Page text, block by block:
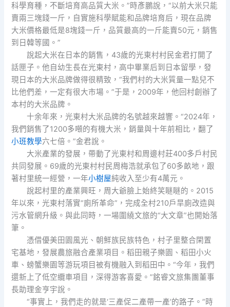
科學育種，不斷培育高品質大米。”時彥鵬說，“以前大米只能
賣兩三塊錢一斤，自實施科學賦能和品牌培育后，現在品牌
大米價格最低是8塊錢一斤，品質最高的一斤能賣50元，銷售
到日韓等國。”
說起大米在日本的銷售，43歲的光東村村民金君打開了
話匣子。他自幼生長在光東村，高中畢業后到日本留學，發
現日本的大米品牌做得很精致，“我們村的大米質量一點兒不
比他們差，一定有很大市場。”于是，2009年，他回村創辦了
本村的大米品牌。
十余年來，光東村大米品牌的名號越來越響。“2024年，
我們銷售了1200多噸的有機大米，銷量與十年前相比，翻了
小班教學六七倍。”金君說。
大米產業的發展，帶動了光東村和周邊村莊400多戶村民
共同發展。69歲的光東村村民周梅浩就承包了60多畝地，跟
著村里統一經營，一年小樹屋純收入至少有4萬元。
說起村里的產業興旺，周大爺臉上始終笑瞇瞇的。2015
年以來，光東村落實“廁所革命”，完成全村210戶旱廁改造與
污水管網升級。與此同時，一場圍繞文旅的“大文章”也開始落
筆。
憑借優美田園風光、朝鮮族民族特色，村子里整合閑置
宅基地，發展農旅融合產業項目。稻田親子樂園、稻田小火
車、螃蟹樂園等游玩項目被有機融入到稻田中。“今年，我們
還新上了低空纜車項目，深得游客喜愛。”銘睿文旅集團董事
長助理金亨宇說。
“事實上，我們走的就是‘三產促二產帶一產’的路子。”時